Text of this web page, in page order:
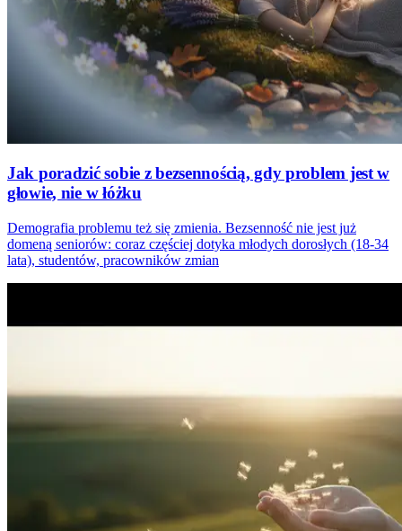
Jak poradzić sobie z bezsennością, gdy problem jest w
głowie, nie w łóżku
Demografia problemu też się zmienia. Bezsenność nie jest już
domeną seniorów: coraz częściej dotyka młodych dorosłych (18-34
lata), studentów, pracowników zmian